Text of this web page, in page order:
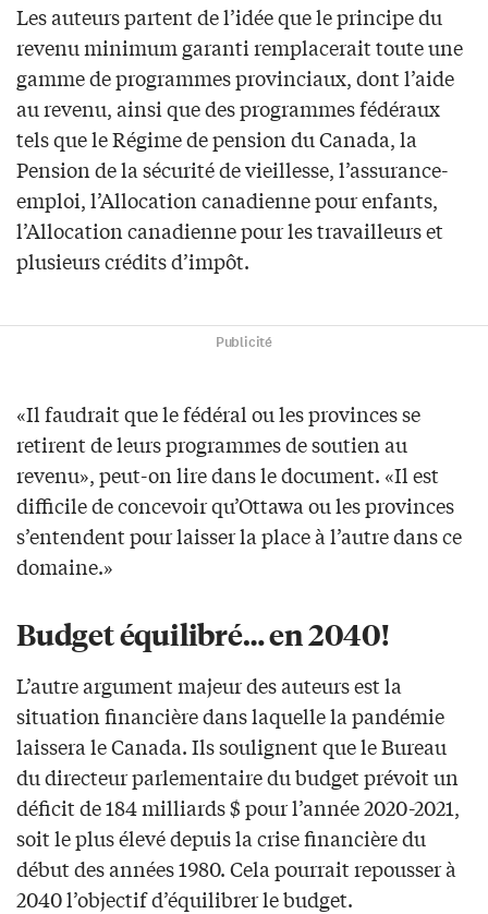
Les auteurs partent de l’idée que le principe du
revenu minimum garanti remplacerait toute une
gamme de programmes provinciaux, dont l’aide
au revenu, ainsi que des programmes fédéraux
tels que le Régime de pension du Canada, la
Pension de la sécurité de vieillesse, l’assurance-
emploi, l’Allocation canadienne pour enfants,
l’Allocation canadienne pour les travailleurs et
plusieurs crédits d’impôt.
Publicité
«Il faudrait que le fédéral ou les provinces se
retirent de leurs programmes de soutien au
revenu», peut-on lire dans le document. «Il est
difficile de concevoir qu’Ottawa ou les provinces
s’entendent pour laisser la place à l’autre dans ce
domaine.»
Budget équilibré… en 2040!
L’autre argument majeur des auteurs est la
situation financière dans laquelle la pandémie
laissera le Canada. Ils soulignent que le Bureau
du directeur parlementaire du budget prévoit un
déficit de 184 milliards $ pour l’année 2020-2021,
soit le plus élevé depuis la crise financière du
début des années 1980. Cela pourrait repousser à
2040 l’objectif d’équilibrer le budget.